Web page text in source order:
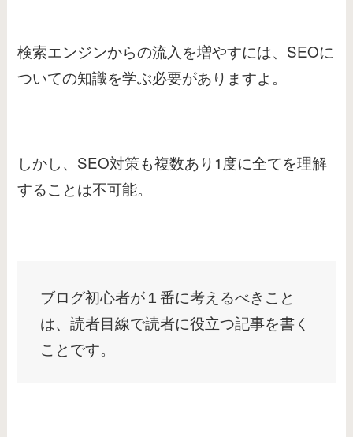
検索エンジンからの流入を増やすには、SEOに
ついての知識を学ぶ必要がありますよ。
しかし、SEO対策も複数あり1度に全てを理解
することは不可能。
ブログ初心者が１番に考えるべきこと
は、読者目線で読者に役立つ記事を書く
ことです。